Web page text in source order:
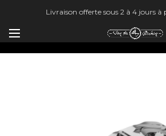
Livraison offerte sous 2 à 4 jours à